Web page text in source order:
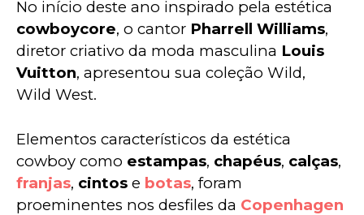
No início deste ano inspirado pela estética
cowboycore, o cantor Pharrell Williams,
diretor criativo da moda masculina Louis
Vuitton, apresentou sua coleção Wild,
Wild West.
Elementos característicos da estética
cowboy como estampas, chapéus, calças,
franjas, cintos e botas, foram
proeminentes nos desfiles da Copenhagen